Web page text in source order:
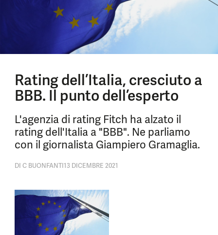
Rating dell’Italia, cresciuto a
BBB. Il punto dell’esperto
L'agenzia di rating Fitch ha alzato il
rating dell'Italia a "BBB". Ne parliamo
con il giornalista Giampiero Gramaglia.
DI C BUONFANTI13 DICEMBRE 2021